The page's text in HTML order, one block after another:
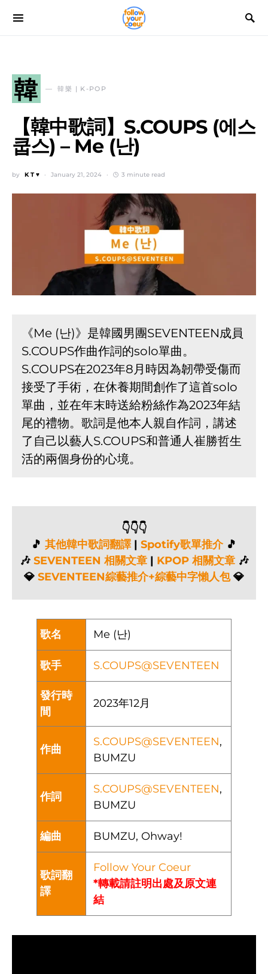
韓 韓樂 | K-POP
【韓中歌詞】S.COUPS (에스
쿱스) – Me (난)
by K T ♥ January 21, 2024 3 minute read
《Me (난)》是韓國男團SEVENTEEN成員
S.COUPS作曲作詞的solo單曲。
S.COUPS在2023年8月時因為韌帶受傷而
接受了手術，在休養期間創作了這首solo
單曲，並在年末時送給粉絲作為2023年結
尾的禮物。歌詞是他本人親自作詞，講述
了自己以藝人S.COUPS和普通人崔勝哲生
活的兩個身份的心境。
👇👇👇
🎵 其他韓中歌詞翻譯| Spotify歌單推介🎵
🎶 SEVENTEEN 相關文章| KPOP 相關文章🎶
💎 SEVENTEEN綜藝推介+綜藝中字懶人包💎
歌名 Me (난)
歌手 S.COUPS@SEVENTEEN
發行時
間
2023年12月
作曲
S.COUPS@SEVENTEEN,
BUMZU
作詞
S.COUPS@SEVENTEEN,
BUMZU
編曲 BUMZU, Ohway!
歌詞翻
譯
Follow Your Coeur
*轉載請註明出處及原文連
結